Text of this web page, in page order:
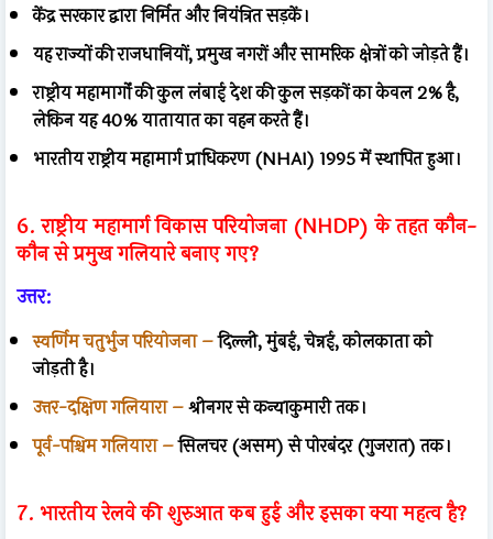
केंद्र सरकार द्वारा निर्मित और नियंत्रित सड़कें।
यह राज्यों की राजधानियों, प्रमुख नगरों और सामरिक क्षेत्रों को जोड़ते हैं।
राष्ट्रीय महामार्गों की कुल लंबाई देश की कुल सड़कों का केवल 2% है,
लेकिन यह 40% यातायात का वहन करते हैं।
भारतीय राष्ट्रीय महामार्ग प्राधिकरण (NHAI) 1995 में स्थापित हुआ।
6. राष्ट्रीय महामार्ग विकास परियोजना (NHDP) के तहत कौन-
कौन से प्रमुख गलियारे बनाए गए?
उत्तर:
स्वर्णिम चतुर्भुज परियोजना –दिल्ली, मुंबई, चेन्नई, कोलकाता को
जोड़ती है।
उत्तर-दक्षिण गलियारा –श्रीनगर से कन्याकुमारी तक।
पूर्व-पश्चिम गलियारा –सिलचर (असम) से पोरबंदर (गुजरात) तक।
7. भारतीय रेलवे की शुरुआत कब हुई और इसका क्या महत्व है?